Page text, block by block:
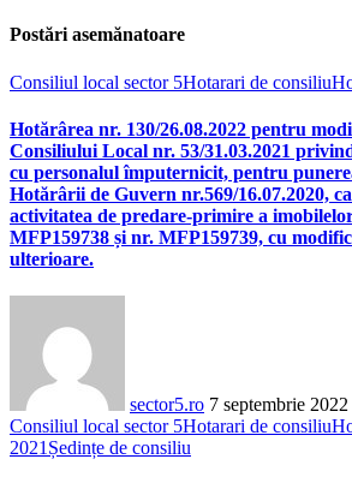
Postări asemănatoare
Consiliul local sector 5Hotarari de consiliu
Hotărârea nr. 130/26.08.2022 pentru
Consiliului Local nr. 53/31.03.2021
cu personalul împuternicit, pentru
Hotărârii de Guvern nr.569/16.07.2020,
activitatea de predare-primire a
MFP159738 și nr. MFP159739, cu
ulterioare.
sector5.ro 7 septembrie 2022
Consiliul local sector 5Hotarari de consiliu
2021 Ședințe de consiliu